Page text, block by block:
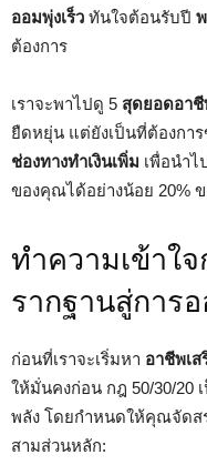
ออมพุ่งเร็ว ทันใจต้อนรับปี
ต้องการ
เราจะพาไปดู 5 สุดยอดอาชี
ยืดหยุ่น แต่ยังเป็นที่ต้องกา
ช่องทางทำเงินเพิ่ม เพื่อนำไ
ของคุณได้อย่างน้อย 20% ข
ทำความเข้าใ
รากฐานสู่การ
ก่อนที่เราจะเริ่มหา อาชีพเ
ให้มั่นคงก่อน กฎ 50/30/20
พลัง โดยกำหนดให้คุณจัดส
สามส่วนหลัก: